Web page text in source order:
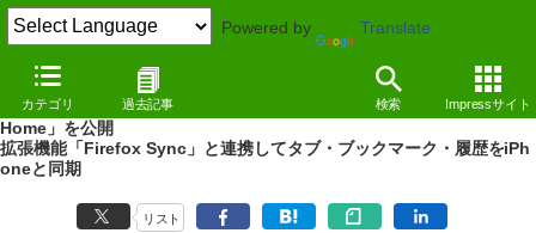
Powered by Translate
カテゴリ 過去記事 検索 Impressサイト
NEWS（10/08/05 15:24）
Mozilla、「Firefox」で読みかけのページをiPhoneで読める「Firefox
Home」を公開
拡張機能「Firefox Sync」と連携してタブ・ブックマーク・履歴をiPh
oneと同期
リスト